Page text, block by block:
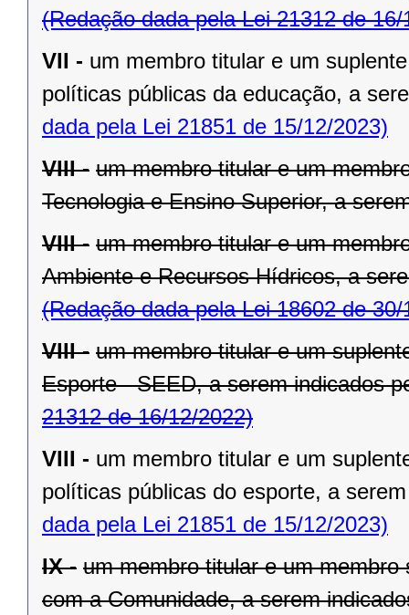
(Redação dada pela Lei 21312 de 16/
VII - um membro titular e um
políticas públicas da educação, a
dada pela Lei 21851 de 15/12/2023)
VIII - um membro titular e um
Tecnologia e Ensino Superior, a
VIII - um membro titular e um
Ambiente e Recursos Hídricos, a
(Redação dada pela Lei 18602 de 30/
VIII - um membro titular e um
Esporte - SEED, a serem indicados
21312 de 16/12/2022)
VIII - um membro titular e um
políticas públicas do esporte, a
dada pela Lei 21851 de 15/12/2023)
IX - um membro titular e um
com a Comunidade, a serem